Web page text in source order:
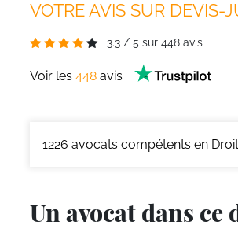
VOTRE AVIS SUR DEVIS-
3.3 / 5 sur 448 avis
Voir les 448 avis
1226 avocats compétents en
Un avocat dans ce